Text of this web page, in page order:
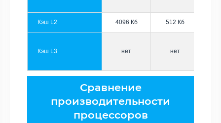
Кэш L2 4096 Кб 512 Кб
Кэш L3 нет нет
Сравнение
производительности
процессоров